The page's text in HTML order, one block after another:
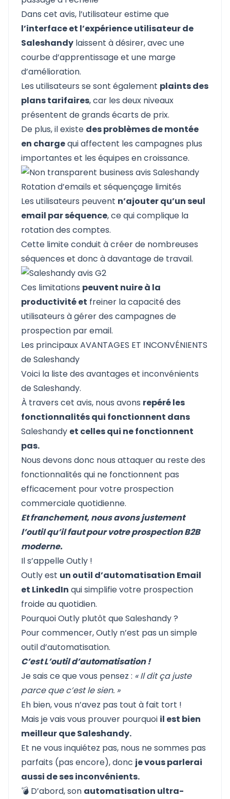
Dans cet avis, l’utilisateur estime que
l’interface et l’expérience utilisateur de
Saleshandy laissent à désirer, avec une
courbe d’apprentissage et une marge
d’amélioration.
Les utilisateurs se sont également plaints des
plans tarifaires, car les deux niveaux
présentent de grands écarts de prix.
De plus, il existe des problèmes de montée
en chargequi affectent les campagnes plus
importantes et les équipes en croissance.
Rotation d’emails et séquençage limités
Les utilisateurs peuvent n’ajouter qu’un seul
email par séquence, ce qui complique la
rotation des comptes.
Cette limite conduit à créer de nombreuses
séquences et donc à davantage de travail.
Ces limitations peuvent nuire à la
productivité et freiner la capacité des
utilisateurs à gérer des campagnes de
prospection par email.
Les principaux AVANTAGES ET INCONVÉNIENTS
de Saleshandy
Voici la liste des avantages et inconvénients
de Saleshandy.
À travers cet avis, nous avons repéré les
fonctionnalités qui fonctionnent dans
Saleshandy et celles qui ne fonctionnent
pas.
Nous devons donc nous attaquer au reste des
fonctionnalités qui ne fonctionnent pas
efficacement pour votre prospection
commerciale quotidienne.
Et franchement, nous avons justement
l’outil qu’il faut pour votre prospection B2B
moderne.
Il s’appelleOutly !
Outly est un outil d’automatisation Email
et LinkedIn qui simplifie votre prospection
froide au quotidien.
Pourquoi Outly plutôt que Saleshandy ?
Pour commencer, Outly n’est pas un simple
outil d’automatisation.
C’est L’outil d’automatisation !
Je sais ce que vous pensez : « Il dit ça juste
parce que c’est le sien. »
Eh bien, vous n’avez pas tout à fait tort !
Mais je vais vous prouver pourquoi il est bien
meilleur que Saleshandy.
Et ne vous inquiétez pas, nous ne sommes pas
parfaits (pas encore), donc je vous parlerai
aussi de ses inconvénients.
💣 D’abord, son automatisation ultra-